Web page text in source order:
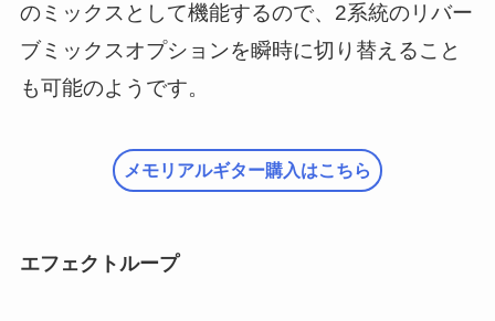
のミックスとして機能するので、2系統のリバー
ブミックスオプションを瞬時に切り替えること
も可能のようです。
メモリアルギター購入はこちら
エフェクトループ